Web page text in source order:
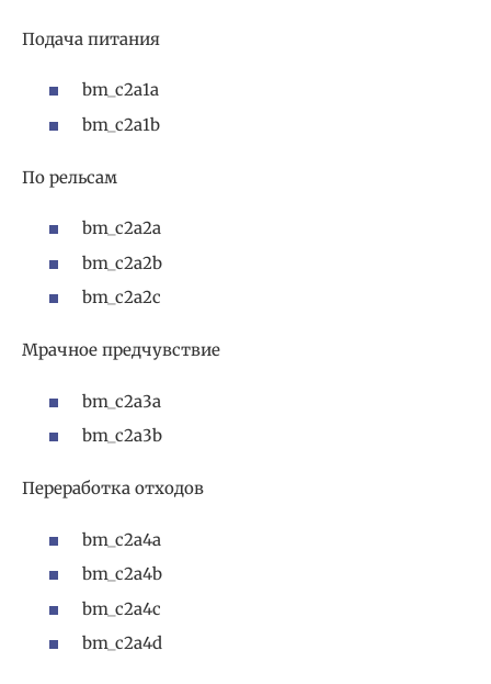
Подача питания
bm_c2a1a
bm_c2a1b
По рельсам
bm_c2a2a
bm_c2a2b
bm_c2a2c
Мрачное предчувствие
bm_c2a3a
bm_c2a3b
Переработка отходов
bm_c2a4a
bm_c2a4b
bm_c2a4c
bm_c2a4d